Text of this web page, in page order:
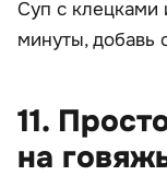
Суп с клецками
минуты, добавь
11.
на